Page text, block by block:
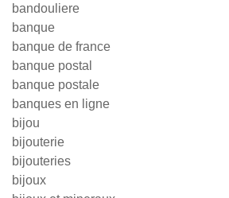
bandouliere
banque
banque de france
banque postal
banque postale
banques en ligne
bijou
bijouterie
bijouteries
bijoux